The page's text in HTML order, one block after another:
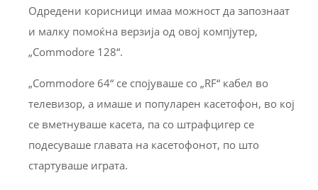
Одредени корисници имаа можност да запознаат
и малку помоќна верзија од овој компјутер,
„Commodore 128“.
„Commodore 64“ се спојуваше со „RF“ кабел во
телевизор, а имаше и популарен касетофон, во кој
се вметнуваше касета, па со штрафцигер се
подесуваше главата на касетофонот, по што
стартуваше играта.